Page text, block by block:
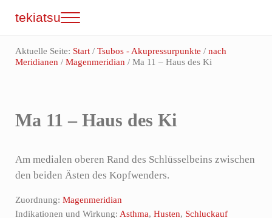
tekiatsu Menu
Aktuelle Seite: Start / Tsubos - Akupressurpunkte / nach
Meridianen / Magenmeridian /Ma 11 – Haus des Ki
Ma 11 – Haus des Ki
Am medialen oberen Rand des Schlüsselbeins zwischen
den beiden Ästen des Kopfwenders.
Zuordnung: Magenmeridian
Indikationen und Wirkung: Asthma, Husten, Schluckauf